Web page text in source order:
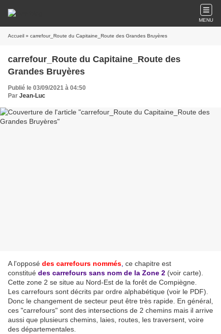
MENU
Accueil » carrefour_Route du Capitaine_Route des Grandes Bruyères
carrefour_Route du Capitaine_Route des
Grandes Bruyères
Publié le 03/09/2021 à 04:50
Par Jean-Luc
A l'opposé des carrefours nommés ce chapitre est
constitué des carrefours sans nom de la Zone 2 (voir carte)
Cette zone 2 se situe au Nord-Est de la forêt de Compiègne.
Les carrefours sont décrits par ordre alphabétique (voir le PDF).
Donc le changement de secteur peut être très rapide. En général,
ces "carrefours" sont des intersections de 2 chemins mais il arrive
aussi que plusieurs chemins, laies, routes, les traversent, voire
des départementales.